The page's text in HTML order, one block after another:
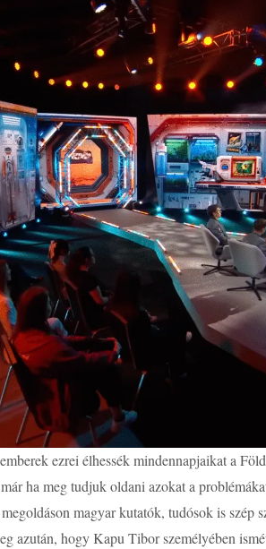
ezrei élhessék mindennapjaikat a
ha meg tudjuk oldani azokat a
magyar kutatók, tudósok is szép
azután, hogy Kapu Tibor személyében